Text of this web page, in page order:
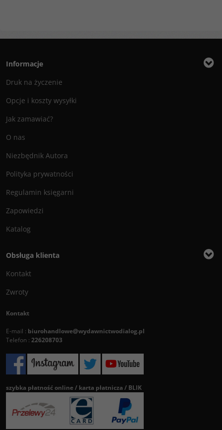
Informacje
Druk na życzenie
Opcje i koszty wysyłki
Jak zamawiać?
O nas
Niezbędnik Autora
Polityka prywatności
Regulamin księgarni
Zapowiedzi
Katalog
Obsługa klienta
Kontakt
Zwroty
Kontakt
E-mail : biurohandlowe@wydawnictwodialog.pl
Telefon : 226208703
szybka płatność online / karta płatnicza / BLIK